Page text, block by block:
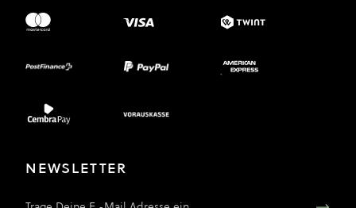
NEWSLETTER